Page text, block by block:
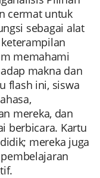
cermat untuk
sebagai alat
memahami
makna dan
flash ini, siswa
mereka, dan
berbicara. Kartu
mereka juga